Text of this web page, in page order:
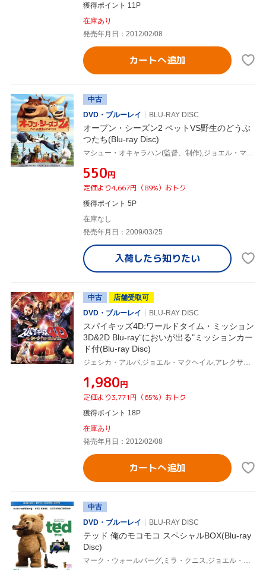
獲得ポイント 11P
在庫あり
発売年月日：2012/02/08
カートへ追加
中古
DVD・ブルーレイ
BLU-RAY DISC
オープン・シーズン2 ペットVS野生のどうぶ
つたち(Blu-ray Disc)
¥550円
定価より4,667円（89%）おトク
獲得ポイント 5P
在庫なし
発売年月日：2009/03/25
入荷したら知りたい
中古
店舗受取可
DVD・ブルーレイ
BLU-RAY DISC
スパイキッズ4D:ワールドタイム・ミッション
3D&2D Blu-ray“においが出る"ミッションカー
ド付(Blu-ray Disc)
ジェシカ・アルバ,ジョエル・マクヘイル,アレクサ・ヴェガ,ロバート・ロドリゲス(監督、脚本、製作、撮影、音楽)
¥1,980円
定価より3,771円（65%）おトク
獲得ポイント 18P
在庫あり
発売年月日：2012/02/08
カートへ追加
中古
DVD・ブルーレイ
BLU-RAY DISC
テッド 俺のモコモコ スペシャルBOX(Blu-ray
Disc)